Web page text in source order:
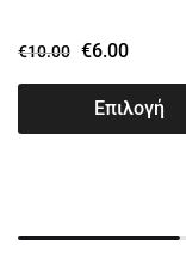
€10.00 €6.00
Επιλογή